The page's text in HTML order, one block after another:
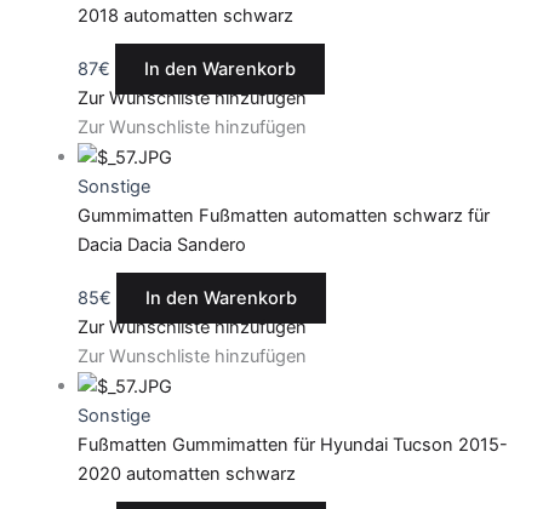
2018 automatten schwarz
87€
In den Warenkorb
Zur Wunschliste hinzufügen
Zur Wunschliste hinzufügen
Sonstige
Gummimatten Fußmatten automatten schwarz für
Dacia Dacia Sandero
85€
In den Warenkorb
Zur Wunschliste hinzufügen
Zur Wunschliste hinzufügen
Sonstige
Fußmatten Gummimatten für Hyundai Tucson 2015-
2020 automatten schwarz